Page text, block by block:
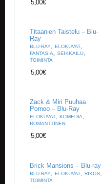
5,00€
Titaanien Taistelu – Blu-
Ray
BLU-RAY, ELOKUVAT,
FANTASIA, SEIKKAILU,
TOIMINTA
5,00€
Zack & Miri Puuhaa
Pornoo – Blu-Ray
ELOKUVAT, KOMEDIA,
ROMANTTINEN
5,00€
Brick Mansions – Blu-ray
BLU-RAY, ELOKUVAT, RIKOS,
TOIMINTA